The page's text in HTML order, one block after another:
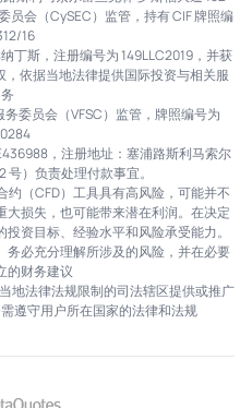
会（CySEC）监管，持有 CIF 牌照编
16
丁斯，注册编号为 149LLC2019，并获
依据当地法律提供国际投资与相关服
务
委员会（VFSC）监管，牌照编号为
，注册地址：塞浦路斯利马索尔
号）负责处理付款事宜。
（CFD）工具具有高风险，可能并不
损失，也可能带来潜在利润。在决定
资目标、经验水平和风险承受能力。
必充分理解所涉及的风险，并在必要
的财务建议
地法律法规限制的司法辖区提供或推广
遵守用户所在国家的法律和法规
MetaQuotes